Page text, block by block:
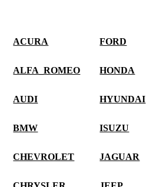
ACURA FORD
ALFA_ROMEO HONDA
AUDI HYUNDAI
BMW ISUZU
CHEVROLET JAGUAR